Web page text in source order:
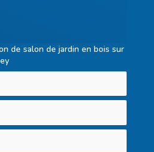
de salon de jardin en bois sur